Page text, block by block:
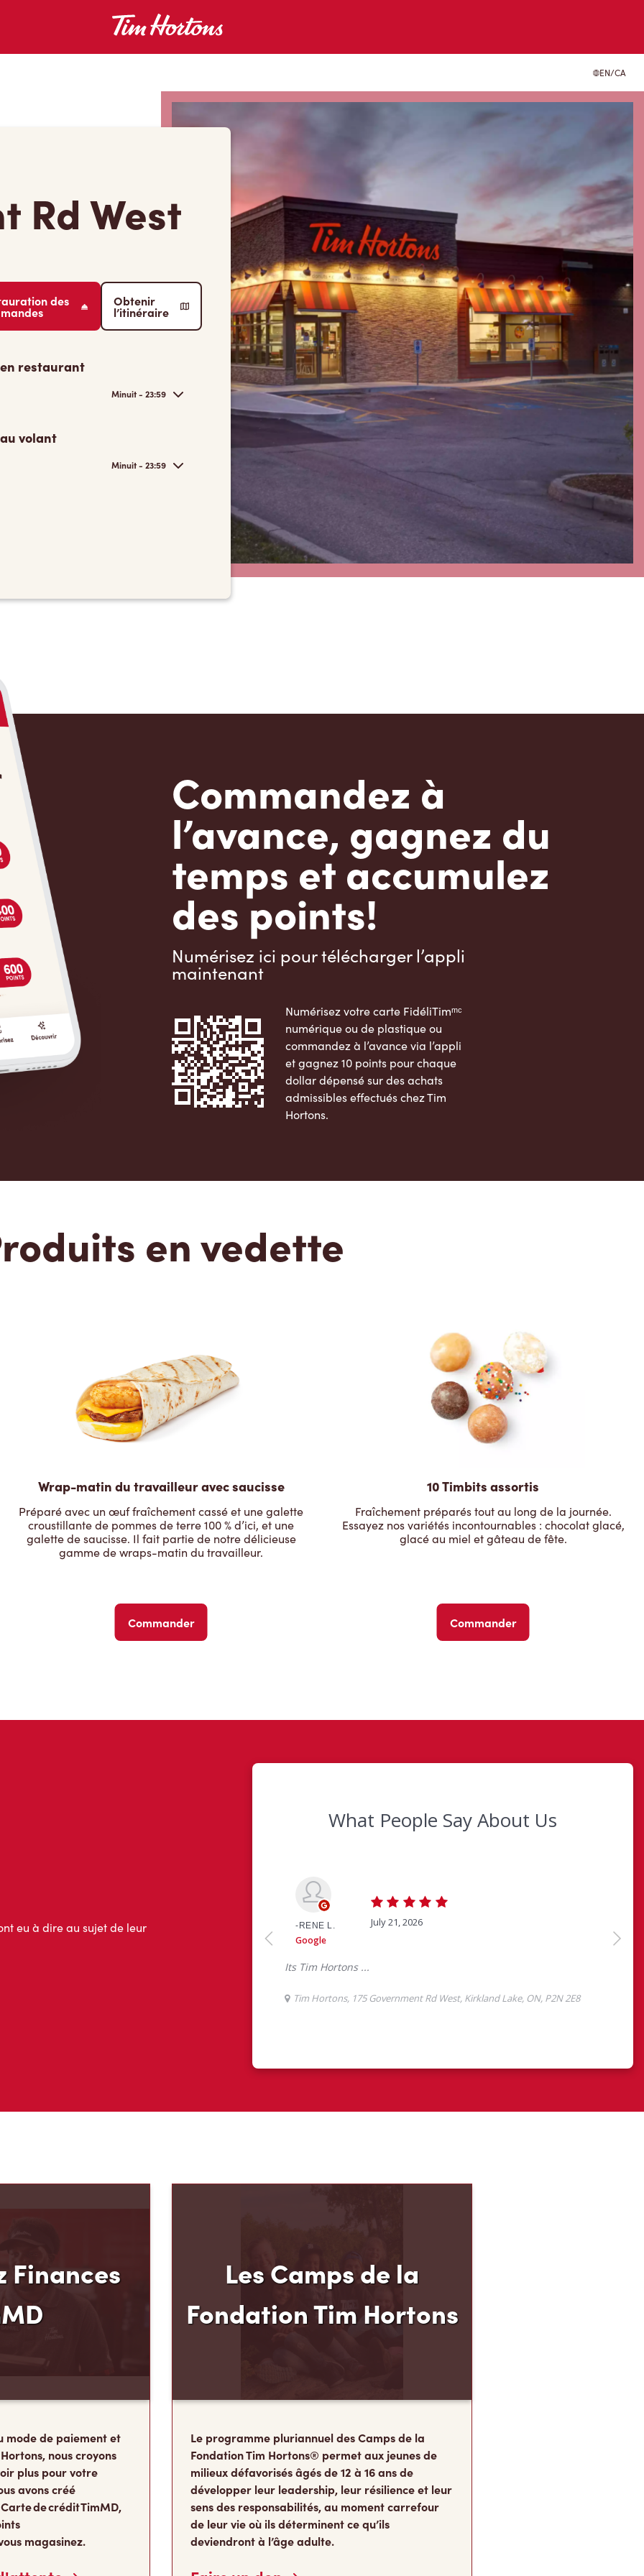
EN/CA
Rd West
des Obtenir
l’itinéraire
restaurant
Minuit - 23:59
volant
Minuit - 23:59
Commandez à
l’avance, gagnez du
temps et accumulez
des points!
Numérisez ici pour télécharger l’appli
maintenant
Numérisez votre carte FidéliTimᵐᶜ
numérique ou de plastique ou
commandez à l’avance via l’appli
et gagnez 10 points pour chaque
dollar dépensé sur des achats
admissibles effectués chez Tim
Hortons.
en vedette
Wrap-matin du travailleur avec saucisse
Préparé avec un œuf fraîchement cassé et une galette
croustillante de pommes de terre 100 % d’ici, et une
galette de saucisse. Il fait partie de notre délicieuse
gamme de wraps-matin du travailleur.
Commander
10 Timbits assortis
Fraîchement préparés tout au long de la journée.
Essayez nos variétés incontournables : chocolat glacé,
glacé au miel et gâteau de fête.
Commander
de paiement et
nous croyons
plus pour votre
avons créé
Les Camps de la
Le programme pluriannuel des Camps de la
Fondation Tim Hortons® permet aux jeunes de
milieux défavorisés âgés de 12 à 16 ans de
développer leur leadership, leur résilience et leur